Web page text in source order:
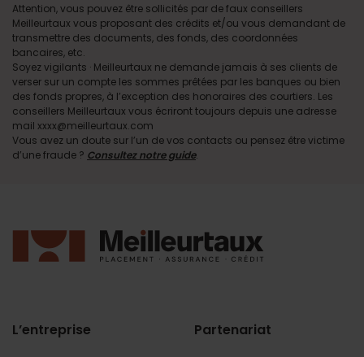
Attention, vous pouvez être sollicités par de faux conseillers
Meilleurtaux vous proposant des crédits et/ou vous demandant de
transmettre des documents, des fonds, des coordonnées
bancaires, etc.
Soyez vigilants · Meilleurtaux ne demande jamais à ses clients de
verser sur un compte les sommes prêtées par les banques ou bien
des fonds propres, à l’exception des honoraires des courtiers. Les
conseillers Meilleurtaux vous écriront toujours depuis une adresse
mail xxxx@meilleurtaux.com
Vous avez un doute sur l’un de vos contacts ou pensez être victime
d’une fraude ? Consultez notre guide.
L’entreprise Partenariat